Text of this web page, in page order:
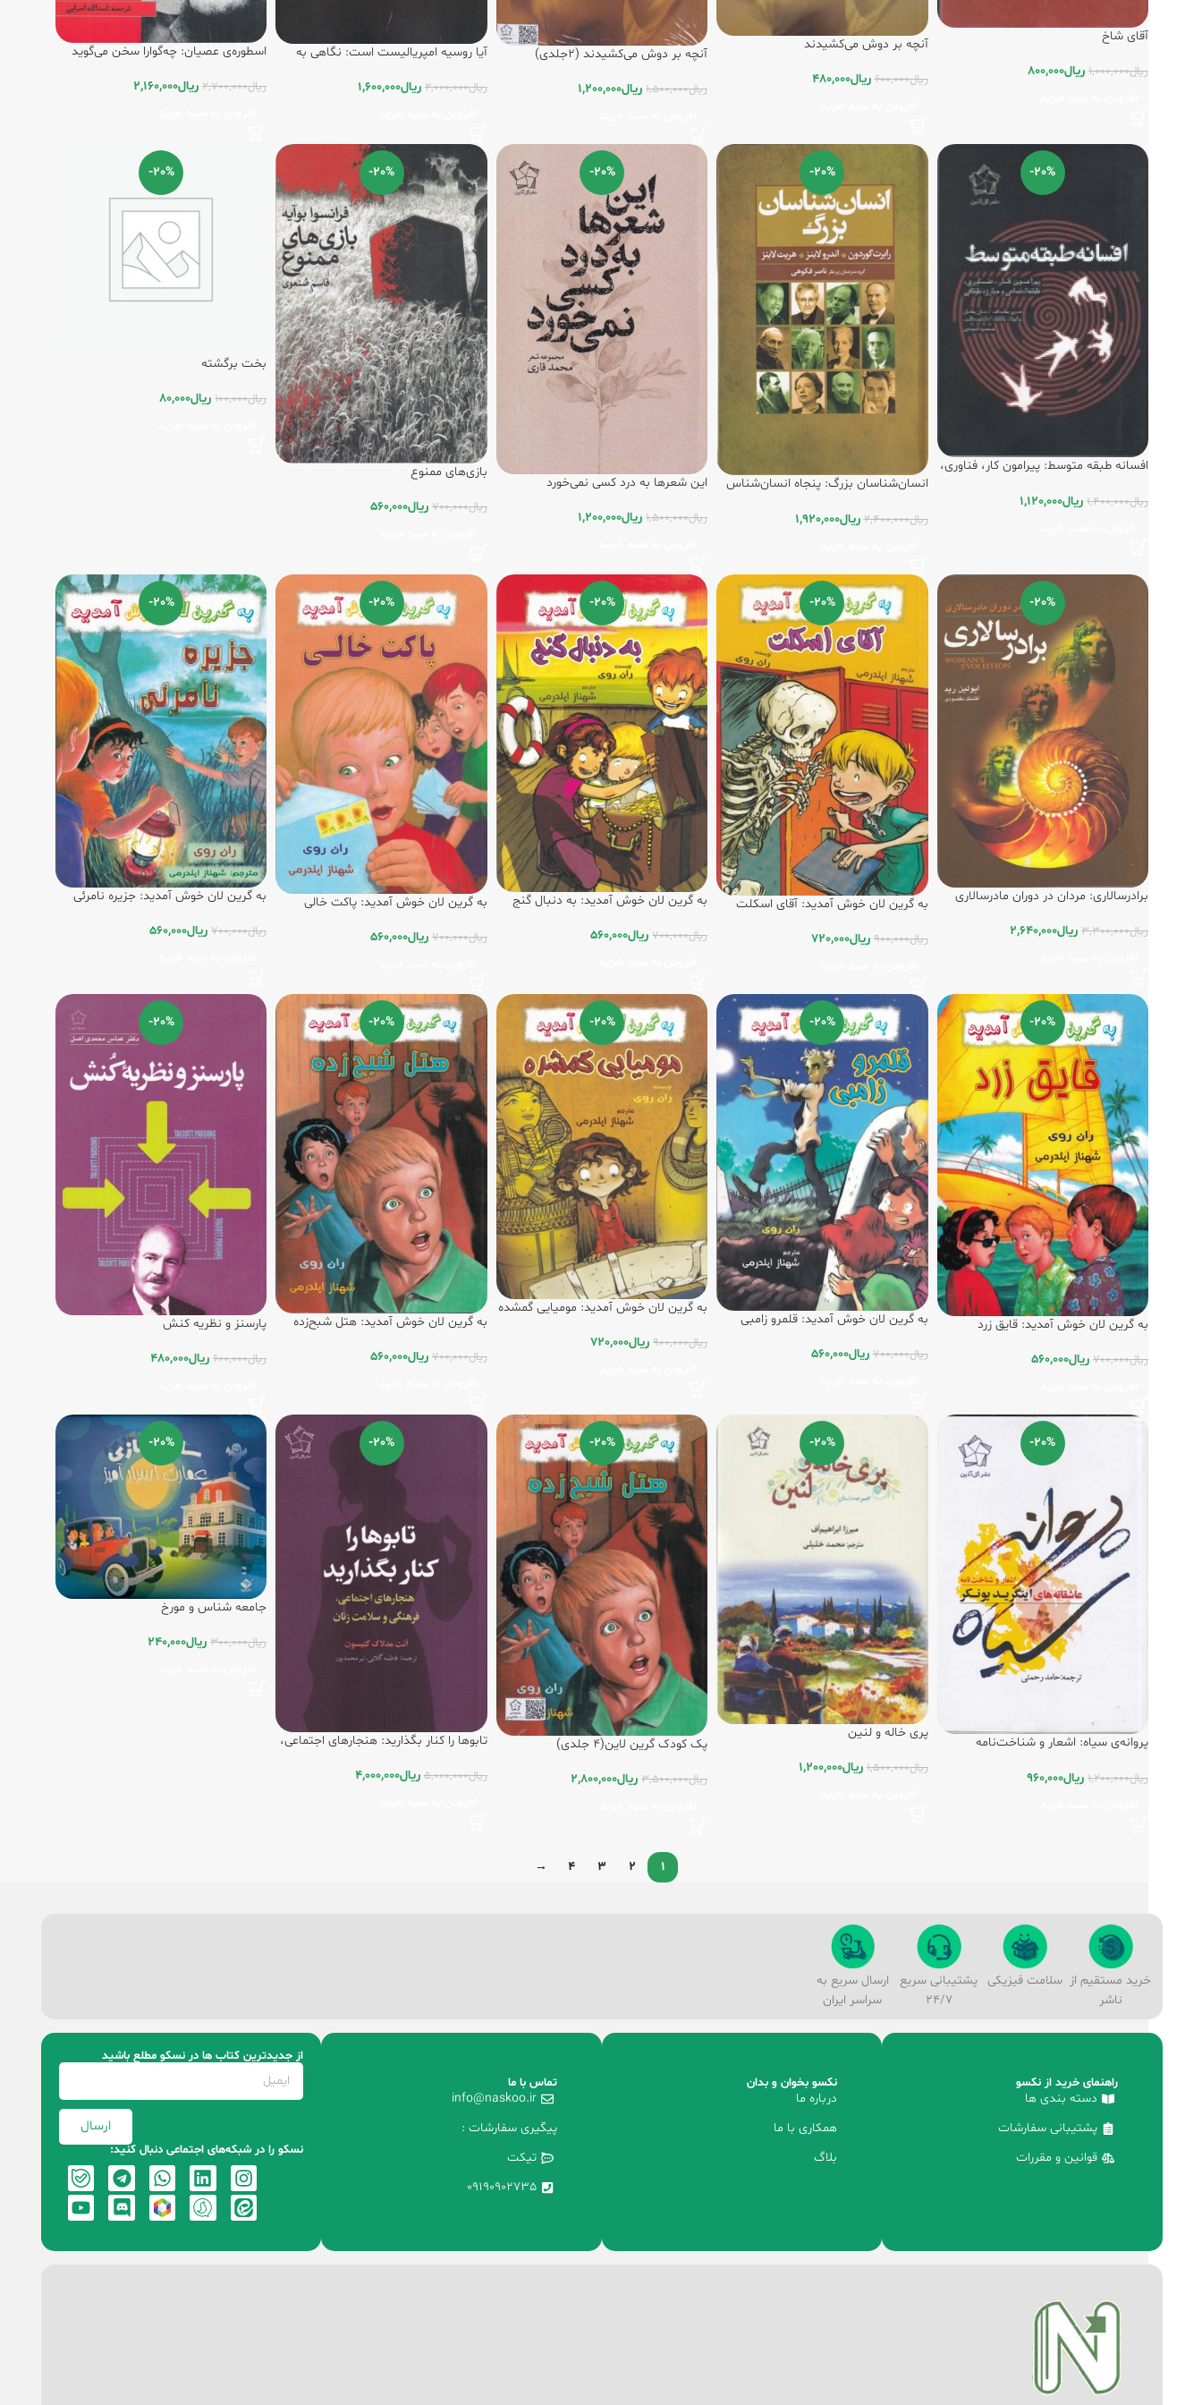
آقای شاخ
ریال1,000,000 ریال800,000
آنچه بر دوش می‌کشیدند
ریال600,000 ریال480,000
آنچه بر دوش می‌کشیدند (2جلدی)
ریال1,500,000 ریال1,200,000
آیا روسیه امپریالیست است: نگاهی به
ریال2,000,000 ریال1,600,000
اسطوره‌ی عصیان: چه‌گوارا سخن می‌گوید
نامه‌ها)
ریال2,700,000 ریال2,160,000
-20%
افسانه طبقه متوسط: پیرامون کار، فناوری،
ریال1,400,000 ریال1,120,000
-20%
انسان‌شناسان بزرگ: پنجاه انسان‌شناس
ریال2,400,000 ریال1,920,000
-20%
این شعرها به درد کسی نمی‌خورد
ریال1,500,000 ریال1,200,000
-20%
بازی‌های ممنوع
ریال700,000 ریال560,000
-20%
بخت برگشته
ریال100,000 ریال80,000
-20%
برادرسالاری‌: ‌مردان در دوران مادرسالاری‌
ریال3,300,000 ریال2,640,000
-20%
به گرین لان خوش آمدید: آقای اسکلت
ریال900,000 ریال720,000
-20%
به گرین لان خوش آمدید: به دنبال گنج
ریال700,000 ریال560,000
-20%
به گرین لان خوش آمدید: پاکت خالی
ریال700,000 ریال560,000
-20%
به گرین لان خوش آمدید: جزیره نامرئی
ریال700,000 ریال560,000
-20%
به گرین لان خوش آمدید: قایق زرد
ریال700,000 ریال560,000
-20%
به گرین لان خوش آمدید: قلمرو زامبی
ریال700,000 ریال560,000
-20%
به گرین لان خوش آمدید: مومیایی گمشده
ریال900,000 ریال720,000
-20%
به گرین ‌لان خوش آمدید: هتل شبح‌زده
ریال700,000 ریال560,000
-20%
پارسنز و نظریه کنش
ریال600,000 ریال480,000
-20%
پروانه‌ی سیاه: اشعار و شناخت‌نامه
ریال1,200,000 ریال960,000
-20%
پری خاله و لنین
ریال1,500,000 ریال1,200,000
-20%
پک کودک گرین لاین(4 جلدی)
ریال3,500,000 ریال2,800,000
-20%
تابوها را کنار بگذارید: هنجارهای اجتماعی،
ریال5,000,000 ریال4,000,000
-20%
جامعه شناس و مورخ
ریال300,000 ریال240,000
1
2
3
4
→
خرید مستقیم از
ناشر
سلامت فیزیکی
پشتیبانی سریع
24/7
ارسال سریع به
سراسر ایران
راهنمای خرید از نکسو
دسته بندی ها
پشتیبانی سفارشات
قوانین و مقررات
نکسو بخوان و بدان
درباره ما
همکاری با ما
بلاگ
تماس با ما
info@naskoo.ir
پیگیری سفارشات :
تیکت
09190902735
از جدیدترین کتاب‌ ها در نسکو مطلع باشید
ارسال
نسکو را در شبکه‌های اجتماعی دنبال کنید: